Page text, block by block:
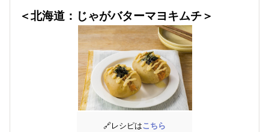
＜北海道：じゃがバターマヨキムチ＞
🔗レシピはこちら